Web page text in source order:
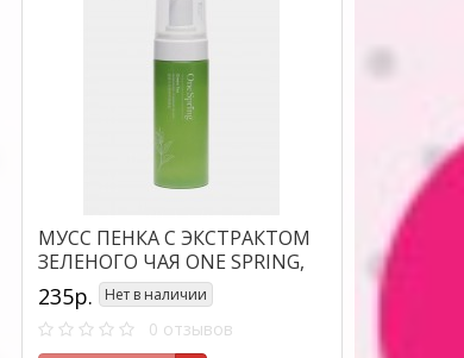
МУСС ПЕНКА С ЭКСТРАКТОМ
ЗЕЛЕНОГО ЧАЯ ONE SPRING,
150 МЛ.
235р. Нет в наличии
0 отзывов